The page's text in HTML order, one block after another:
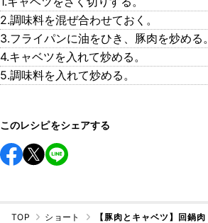
2.調味料を混ぜ合わせておく。
3.フライパンに油をひき、豚肉を炒める。
4.キャベツを入れて炒める。
5.調味料を入れて炒める。
このレシピをシェアする
TOP ショート 【豚肉とキャベツ】回鍋肉